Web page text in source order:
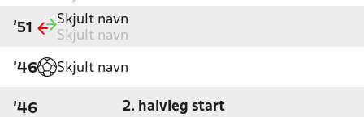
'51
Skjult navn
Skjult navn
'46 Skjult navn
'46 2. halvleg start